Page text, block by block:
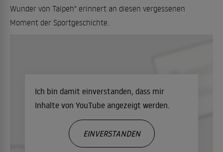
Wunder von Taipeh" erinnert an diesen vergessenen
Moment der Sportgeschichte.
Ich bin damit einverstanden, dass mir
Inhalte von YouTube angezeigt werden.
EINVERSTANDEN